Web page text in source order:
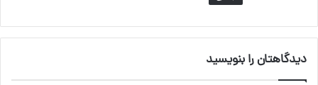
دیدگاهتان را بنویسید